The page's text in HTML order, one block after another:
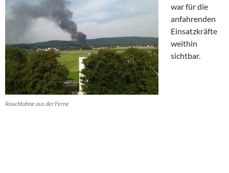
Rauchfahne aus der Ferne
war für die
anfahrenden
Einsatzkräfte
weithin
sichtbar.